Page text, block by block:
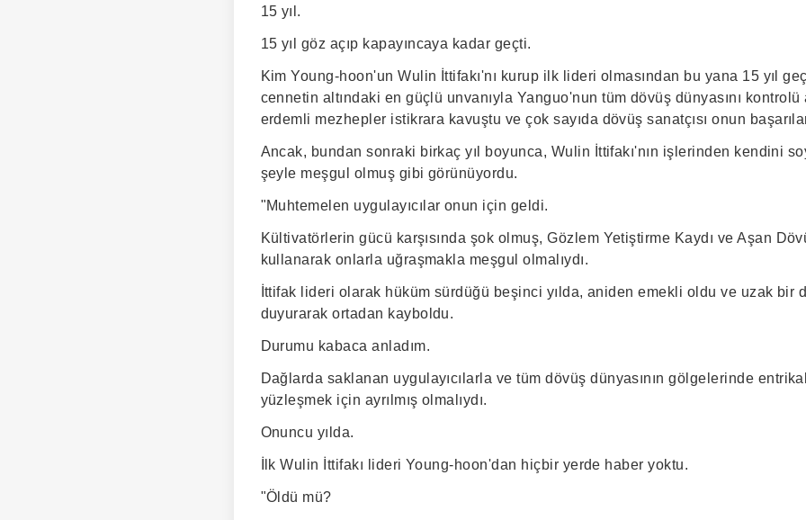
15 yıl.
15 yıl göz açıp kapayıncaya kadar geçti.
Kim Young-hoon'un Wulin İttifakı'nı kurup ilk lideri olmasından bu yana 15 yıl
cennetin altındaki en güçlü unvanıyla Yanguo'nun tüm dövüş dünyasını kontrolü
erdemli mezhepler istikrara kavuştu ve çok sayıda dövüş sanatçısı onun
Ancak, bundan sonraki birkaç yıl boyunca, Wulin İttifakı'nın işlerinden kendini
şeyle meşgul olmuş gibi görünüyordu.
"Muhtemelen uygulayıcılar onun için geldi.
Kültivatörlerin gücü karşısında şok olmuş, Gözlem Yetiştirme Kaydı ve Aşan
kullanarak onlarla uğraşmakla meşgul olmalıydı.
İttifak lideri olarak hüküm sürdüğü beşinci yılda, aniden emekli oldu ve uzak bir
duyurarak ortadan kayboldu.
Durumu kabaca anladım.
Dağlarda saklanan uygulayıcılarla ve tüm dövüş dünyasının gölgelerinde
yüzleşmek için ayrılmış olmalıydı.
Onuncu yılda.
İlk Wulin İttifakı lideri Young-hoon'dan hiçbir yerde haber yoktu.
"Öldü mü?